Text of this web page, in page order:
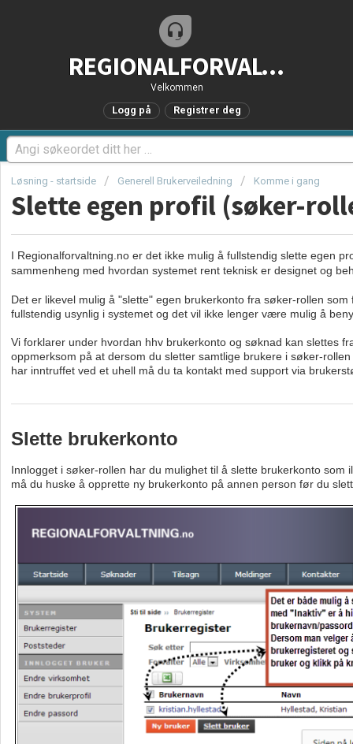
REGIONALFORVALTNING.no - Brukerstøtteportal
Velkommen
Logg på Registrer deg
Løsning - startside Generell Brukerveiledning Komme i gang
Slette egen profil (søker-
I Regionalforvaltning.no er det ikke mulig å fullstendig slette egen
sammenheng med hvordan systemet rent teknisk er designet og
Det er likevel mulig å "slette" egen brukerkonto fra søker-rollen
fullstendig usynlig i systemet og det vil ikke lenger være mulig å
Vi forklarer under hvordan hhv brukerkonto og søknad kan slettes
oppmerksom på at dersom du sletter samtlige brukere i søker-
har inntruffet ved et uhell må du ta kontakt med support via
Slette brukerkonto
Innlogget i søker-rollen har du mulighet til å slette brukerkonto
må du huske å opprette ny brukerkonto på annen person før du